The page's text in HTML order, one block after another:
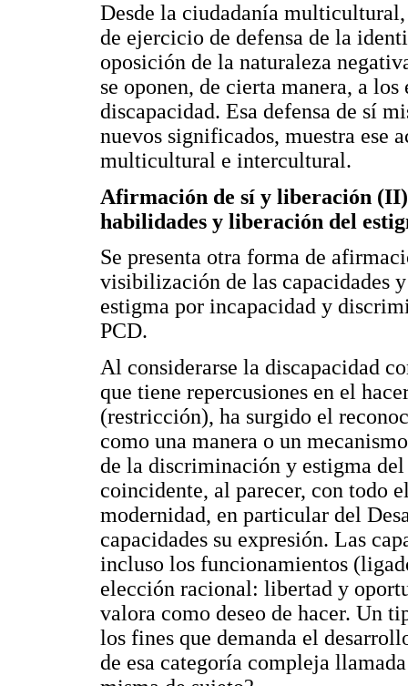
Desde la ciudadanía
de ejercicio de defensa de la
oposición de la naturaleza
se oponen, de cierta manera, a
discapacidad. Esa defensa de sí
nuevos significados, muestra ese
multicultural e intercultural.
Afirmación de sí y liberación
habilidades y liberación del
Se presenta otra forma de
visibilización de las capacidades
estigma por incapacidad y
PCD.
Al considerarse la discapacidad
que tiene repercusiones en el
(restricción), ha surgido el
como una manera o un
de la discriminación y estigma
coincidente, al parecer, con todo
modernidad, en particular del
capacidades su expresión. Las
incluso los funcionamientos
elección racional: libertad y
valora como deseo de hacer. Un
los fines que demanda el
de esa categoría compleja